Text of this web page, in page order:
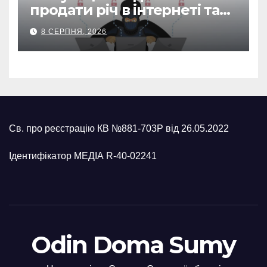
продати річ в інтернеті та
втратив 39,2 тис. грн з
карток матері
8 СЕРПНЯ, 2026
Св. про реєстрацію КВ №881-703Р від 26.05.2022
Ідентифікатор МЕДІА R-40-02241
Odin Doma Sumy